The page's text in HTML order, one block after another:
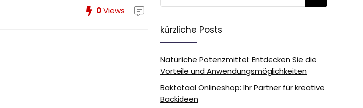
0Views
kürzliche Posts
Natürliche Potenzmittel: Entdecken Sie die
Vorteile und Anwendungsmöglichkeiten
Baktotaal Onlineshop: Ihr Partner für kreative
Backideen